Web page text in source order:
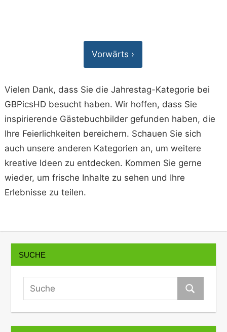
Vorwärts ›
Vielen Dank, dass Sie die Jahrestag-Kategorie bei
GBPicsHD besucht haben. Wir hoffen, dass Sie
inspirierende Gästebuchbilder gefunden haben, die
Ihre Feierlichkeiten bereichern. Schauen Sie sich
auch unsere anderen Kategorien an, um weitere
kreative Ideen zu entdecken. Kommen Sie gerne
wieder, um frische Inhalte zu sehen und Ihre
Erlebnisse zu teilen.
SUCHE